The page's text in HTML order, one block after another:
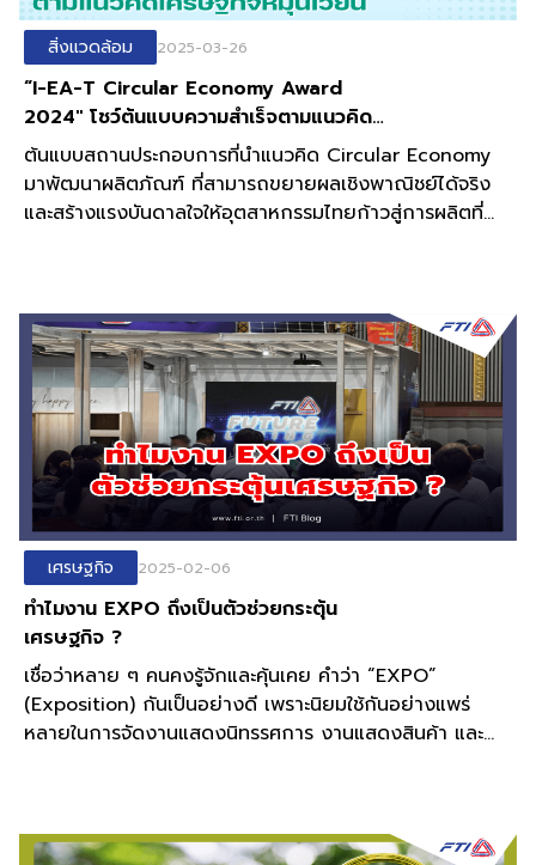
สิ่งแวดล้อม 2025-03-26
“I-EA-T Circular Economy Award
2024" โชว์ต้นแบบความสำเร็จตามแนวคิด
เศรษฐกิจหมุนเวียน
ต้นแบบสถานประกอบการที่นำแนวคิด Circular Economy
มาพัฒนาผลิตภัณฑ์ ที่สามารถขยายผลเชิงพาณิชย์ได้จริง
และสร้างแรงบันดาลใจให้อุตสาหกรรมไทยก้าวสู่การผลิตที่
เศรษฐกิจหมุนเวียน (Circular Economy)
เศรษฐกิจ 2025-02-06
ทำไมงาน EXPO ถึงเป็นตัวช่วยกระตุ้น
เศรษฐกิจ ?
เชื่อว่าหลาย ๆ คนคงรู้จักและคุ้นเคย คำว่า “EXPO”
(Exposition) กันเป็นอย่างดี เพราะนิยมใช้กันอย่างแพร่
หลายในการจัดงานแสดงนิทรรศการ งานแสดงสินค้า และ
ของประเทศนั้น ๆ